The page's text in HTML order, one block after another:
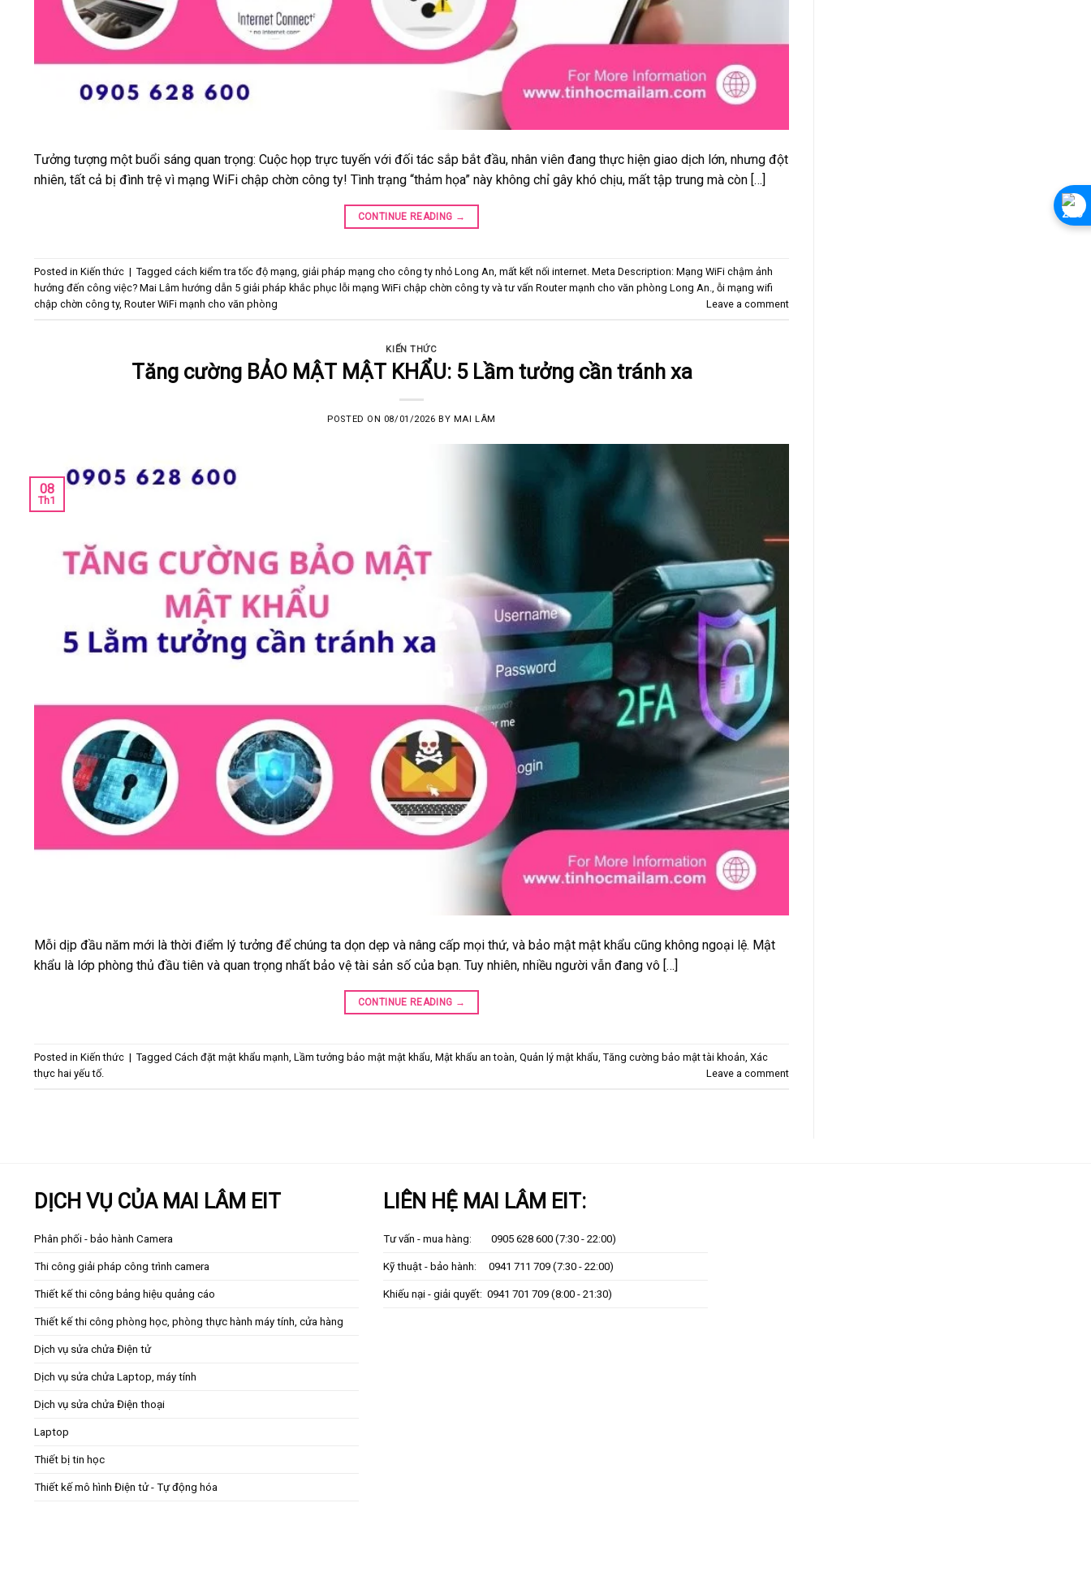
Tưởng tượng một buổi sáng quan trọng: Cuộc họp trực tuyến với đối tác sắp bắt đầu, nhân viên đang thực hiện giao dịch lớn, nhưng đột
nhiên, tất cả bị đình trệ vì mạng WiFi chập chờn công ty! Tình trạng “thảm họa” này không chỉ gây khó chịu, mất tập trung mà còn […]
CONTINUE READING →
Posted in Kiến thức | Tagged cách kiểm tra tốc độ mạng, giải pháp mạng cho công ty nhỏ Long An, mất kết nối internet. Meta Description: Mạng WiFi chậm ảnh
hưởng đến công việc? Mai Lâm hướng dẫn 5 giải pháp khắc phục lỗi mạng WiFi chập chờn công ty và tư vấn Router mạnh cho văn phòng Long An., ỗi mạng wifi
chập chờn công ty, Router WiFi mạnh cho văn phòng Leave a comment
KIẾN THỨC
Tăng cường BẢO MẬT MẬT KHẨU: 5 Lầm tưởng cần tránh xa
POSTED ON 08/01/2026 BY MAI LÂM
08
Th1
Mỗi dịp đầu năm mới là thời điểm lý tưởng để chúng ta dọn dẹp và nâng cấp mọi thứ, và bảo mật mật khẩu cũng không ngoại lệ. Mật
khẩu là lớp phòng thủ đầu tiên và quan trọng nhất bảo vệ tài sản số của bạn. Tuy nhiên, nhiều người vẫn đang vô […]
CONTINUE READING →
Posted in Kiến thức | Tagged Cách đặt mật khẩu mạnh, Lầm tưởng bảo mật mật khẩu, Mật khẩu an toàn, Quản lý mật khẩu, Tăng cường bảo mật tài khoản, Xác
thực hai yếu tố.
Leave a comment
DỊCH VỤ CỦA MAI LÂM EIT
Phân phối - bảo hành Camera
Thi công giải pháp công trình camera
Thiết kế thi công bảng hiệu quảng cáo
Thiết kế thi công phòng học, phòng thực hành máy tính, cửa hàng
Dịch vụ sửa chửa Điện tử
Dịch vụ sửa chửa Laptop, máy tính
Dịch vụ sửa chửa Điện thoại
Laptop
Thiết bị tin học
Thiết kế mô hình Điện tử - Tự động hóa
LIÊN HỆ MAI LÂM EIT:
Tư vấn - mua hàng: 0905 628 600 (7:30 - 22:00)
Kỹ thuật - bảo hành: 0941 711 709 (7:30 - 22:00)
Khiếu nại - giải quyết: 0941 701 709 (8:00 - 21:30)